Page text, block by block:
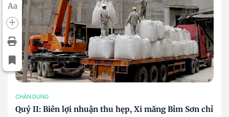
Aa
CHÂN DUNG
Quý II: Biên lợi nhuận thu hẹp, Xi măng Bỉm Sơn chỉ